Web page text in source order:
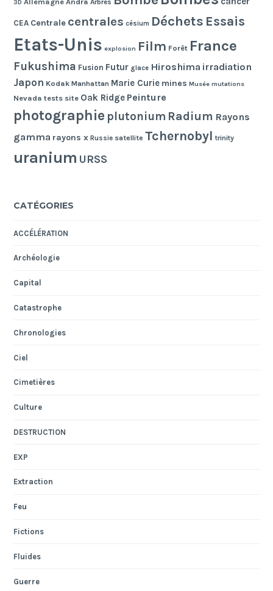
3D Arbres
CEA Centrale centrales césium Déchets Essais
Etats-Unis explosion Film Forêt France
Fukushima Fusion Futur glace Hiroshima irradiation
Japon Kodak Manhattan Marie Curie mines Musée mutations
Nevada tests site Oak Ridge Peinture
photographie plutonium Radium Rayons
gamma rayons x Russie satellite Tchernobyl trinity
uranium URSS
CATÉGORIES
ACCÉLÉRATION
Archéologie
Capital
Catastrophe
Chronologies
Ciel
Cimetières
Culture
DESTRUCTION
EXP
Extraction
Feu
Fictions
Fluides
Guerre